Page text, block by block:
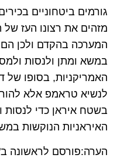
גורמים ביטחוניים
מזהים את רצונו העז
המערכה בהקדם ולכן הם
במשא ומתן ולנסות
האמריקניות, בסופו של
לנשיא טראמפ אלא
בשטח איראן כדי לנסות
האיראניות הנוקשות
הערה:פורסם לראשונה